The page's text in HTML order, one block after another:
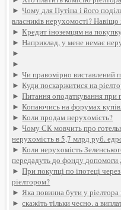
►Чому для Путіна і його
власників нерухомості?
►Кредит іноземцям на
►Наприклад, у мене немає
►
►
►Чи правомірно виставлений
►Куди поскаржитися на
►Питання оподаткування
►Копаючись на форумах
►Коли продам нерухомість?
►Чому СК мовчить про
нерухомість в 5,7 млрд руб.
►Коли нерухомість
передадуть до фонду допомоги
►При покупці по іпотеці
ріелтором?
►Яка повинна бути у
►скажіть тільки чесно. а